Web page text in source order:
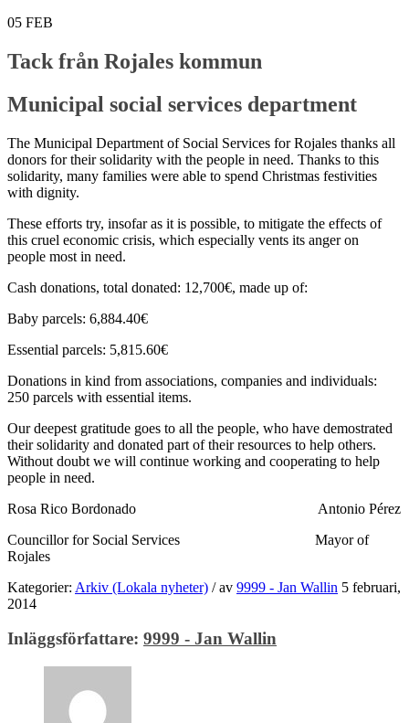
05 FEB
Tack från Rojales kommun
Municipal social services department
The Municipal Department of Social Services for Rojales thanks all
donors for their solidarity with the people in need. Thanks to this
solidarity, many families were able to spend Christmas festivities
with dignity.
These efforts try, insofar as it is possible, to mitigate the effects of
this cruel economic crisis, which especially vents its anger on
people most in need.
Cash donations, total donated: 12,700€, made up of:
Baby parcels: 6,884.40€
Essential parcels: 5,815.60€
Donations in kind from associations, companies and individuals:
250 parcels with essential items.
Our deepest gratitude goes to all the people, who have demostrated
their solidarity and donated part of their resources to help others.
Without doubt we will continue working and cooperating to help
people in need.
Rosa Rico Bordonado Antonio Pérez
Councillor for Social Services Mayor of
Rojales
Kategorier: Arkiv (Lokala nyheter) /av 9999 - Jan Wallin 5 februari,
2014
Inläggsförfattare: 9999 - Jan Wallin